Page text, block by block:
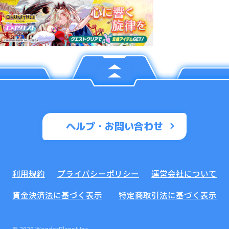
ヘルプ・お問い合わせ
利用規約 プライバシーポリシー
運営会社について
資金決済法に基づく表示
特定商取引法に基づく表示